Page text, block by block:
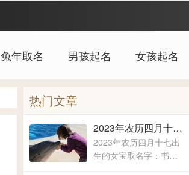
兔年取名 男孩起名 女孩起名
热门文章
2023年农历四月十七出生的女宝取名字 女宝宝名字大全2023属兔
2023年农历四月十七出
生的女宝取名字：书
淼、洛兮、淑丹、亚